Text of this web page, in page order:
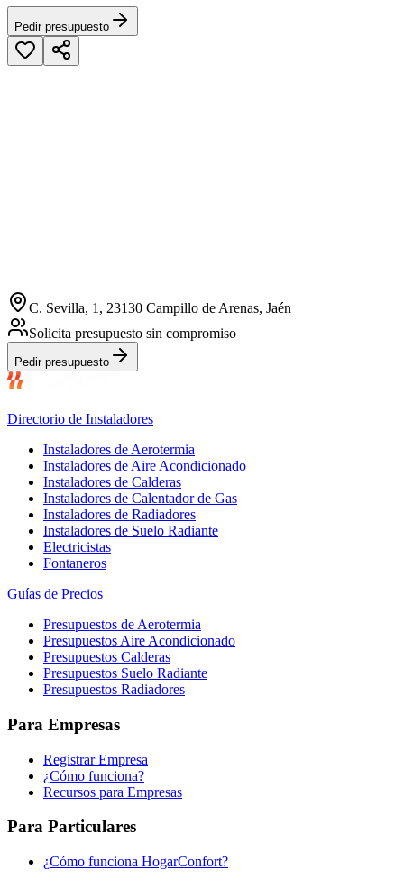
Pedir presupuesto
C. Sevilla, 1, 23130 Campillo de Arenas, Jaén
Solicita presupuesto sin compromiso
Pedir presupuesto
Directorio de Instaladores
Instaladores de Aerotermia
Instaladores de Aire Acondicionado
Instaladores de Calderas
Instaladores de Calentador de Gas
Instaladores de Radiadores
Instaladores de Suelo Radiante
Electricistas
Fontaneros
Guías de Precios
Presupuestos de Aerotermia
Presupuestos Aire Acondicionado
Presupuestos Calderas
Presupuestos Suelo Radiante
Presupuestos Radiadores
Para Empresas
Registrar Empresa
¿Cómo funciona?
Recursos para Empresas
Para Particulares
¿Cómo funciona HogarConfort?